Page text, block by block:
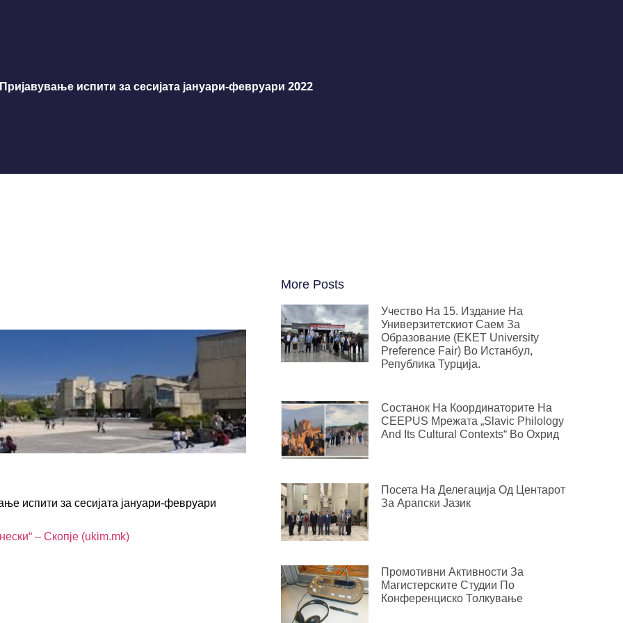
Пријавување испити за сесијата јануари-февруари 2022
испити за сесијата јануари-февруари
– Скопје (ukim.mk)
More Posts
Учество На 15. Издание На
Универзитетскиот Саем За
Образование (EKET University
Preference Fair) Во Истанбул,
Република Турција.
Состанок На Координаторите На
CEEPUS Мрежата „Slavic Philology
And Its Cultural Contexts“ Во Охрид
Посета На Делегација Од Центарот
За Арапски Јазик
Промотивни Активности За
Магистерските Студии По
Конференциско Толкување